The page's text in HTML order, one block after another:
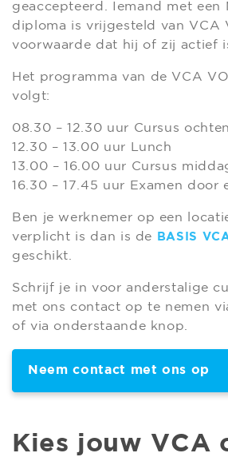
geaccepteerd. Iemand met een
diploma is vrijgesteld van VCA
voorwaarde dat hij of zij actief
Het programma van de VCA
volgt:
08.30 – 12.30 uur Cursus
12.30 – 13.00 uur Lunch
13.00 – 16.00 uur Cursus
16.30 – 17.45 uur Examen door
Ben je werknemer op een
verplicht is dan is de
BASIS
geschikt.
Schrijf je in voor anderstalige
met ons contact op te nemen
of via onderstaande knop.
Neem contact met ons op
Kies jouw VCA